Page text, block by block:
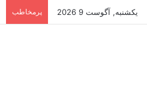
یکشنبه, آگوست 9 2026 پرمخاطب